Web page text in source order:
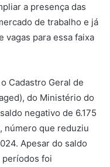
a presença das
de trabalho e já
para essa faixa
Cadastro Geral de
do Ministério do
negativo de 6.175
número que reduziu
Apesar do saldo
períodos foi